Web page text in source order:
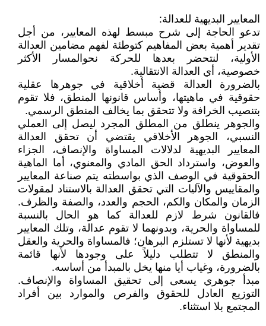
المعايير البديهية للعدالة:
تدعو الحاجة إلى شرح مبسط لهذه المعايير، من أجل
تقدير أهمية بعض المفاهيم كتوطئة لفهم مضامين العدالة
الأولية، لنتحضر بعدها للحركة نحوالمسار الأكثر
خصوصية، أي العدالة الانتقالية.
بالضرورة العدالة قضية أخلاقية في جوهرها عقلية
حقوقية في ماهيتها، وأساس قانونها المنطق، فلا تقوم
بتنصيب الخرافة ولا تتحقق بما يخالف المنطق الرسمي.
والجوهر ينطلق من المطلق المجرد ليصل إلى العملي
النسبي، الجوهر الأخلاقي يقتضي أن تحقق العدالة
المعايير البديهية لدلالات المساواة والإنصاف، الجزاء
والعوض، واسترداد الحق المادي والمعنوي، أما الماهية
الحقوقية في الوصف الذي بواسطته يتم صناعة المعايير
والمقاييس والآليات التي تحقق العدالة بالاستناد لمقولات
الزمان والمكان والكم، الحجم والعدد، والصفة والظرف.
فالقانون شرط لازم للعدالة كما هو الحال بالنسبة
للمساواة والحرية، وبدونهما لا تقوم عدالة، وتلك المعايير
بديهية لأنها لا تستلزم البرهان؛ فالمساواة والحرية والعقل
والمنطق لا تتطلب دليلاً على وجودها لأنها قائمة
بالضرورة، وغياب أيا منها يخل بالمبدأ من أساسه.
مبدأ جوهري يسعى إلى تحقيق المساواة والإنصاف.
التوزيع العادل للحقوق والفرص والموارد بين أفراد
المجتمع بلا استثناء.